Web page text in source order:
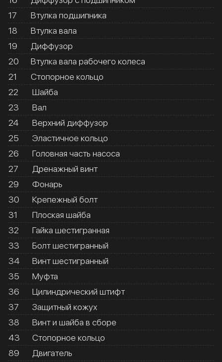
17
Втулка подшипника
18
Втулка вала
19
Диффузор
20
Втулка вала рабочего колеса
21
Стопорное кольцо
22
Шайба
23
Вал
24
Верхний диффузор
25
Эластичное кольцо
26
Головная часть насоса
27
Дренажный винт
29
Фонарь
30
Крепежный болт
31
Плоская шайба
32
Гайка шестигранная
33
Болт шестигранный
34
Винт шестигранный
35
Муфта
36
Цилиндрический штифт
37
Защитный кожух
38
Винт и шайба в сборе
43
Стопорное кольцо
89
Двигатель